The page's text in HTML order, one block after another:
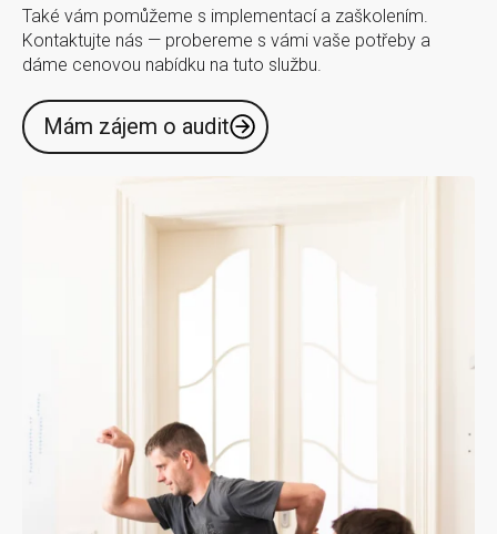
Také vám pomůžeme s implementací a zaškolením.
Kontaktujte nás — probereme s vámi vaše potřeby a
dáme cenovou nabídku na tuto službu.
Mám zájem o audit